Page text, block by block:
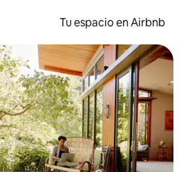
Tu espacio en Airbnb